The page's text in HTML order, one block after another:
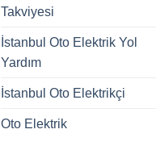
Takviyesi
İstanbul Oto Elektrik Yol
Yardım
İstanbul Oto Elektrikçi
Oto Elektrik